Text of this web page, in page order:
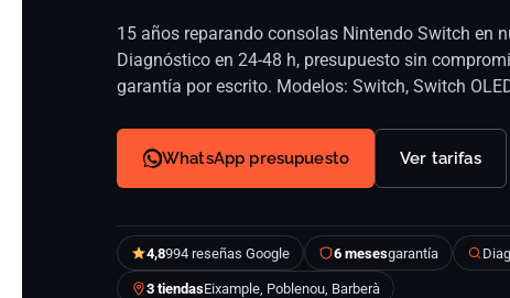
15 años reparando consolas Nintendo Switch en
Diagnóstico en 24-48 h, presupuesto sin
garantía por escrito. Modelos: Switch, Switch
WhatsApp presupuesto Ver tarifas
4,8994 reseñas Google 6 mesesgarantía
3 tiendasEixample, Poblenou, Barberà